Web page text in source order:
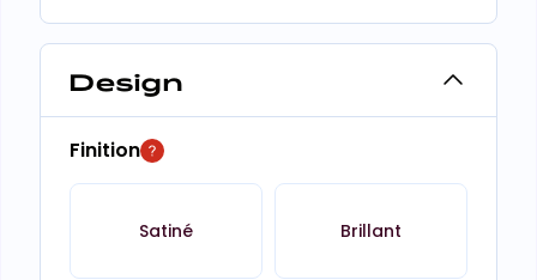
Design
Finition
Satiné Brillant